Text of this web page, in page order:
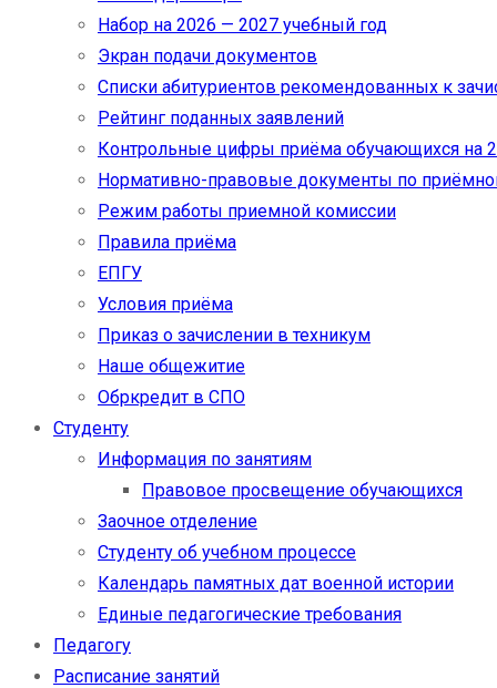
Набор на 2026 — 2027 учебный год
Экран подачи документов
Cписки абитуриентов рекомендованных к
Рейтинг поданных заявлений
Контрольные цифры приёма обучающихся на
Нормативно-правовые документы по
Режим работы приемной комиссии
Правила приёма
ЕПГУ
Условия приёма
Приказ о зачислении в техникум
Наше общежитие
Обркредит в СПО
Студенту
Информация по занятиям
Правовое просвещение обучающихся
Заочное отделение
Студенту об учебном процессе
Календарь памятных дат военной истории
Единые педагогические требования
Педагогу
Расписание занятий